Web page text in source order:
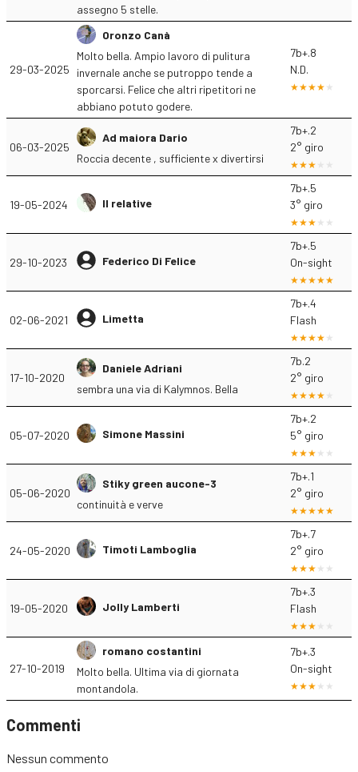
assegno 5 stelle.
29-03-2025
Oronzo Canà
Molto bella. Ampio lavoro di pulitura
invernale anche se putroppo tende a
sporcarsi. Felice che altri ripetitori ne
abbiano potuto godere.
7b+.8
N.D.
06-03-2025
Ad maiora Dario
Roccia decente , sufficiente x divertirsi
7b+.2
2° giro
19-05-2024 Il relative
7b+.5
3° giro
29-10-2023 Federico Di Felice
7b+.5
On-sight
02-06-2021 Limetta
7b+.4
Flash
17-10-2020
Daniele Adriani
sembra una via di Kalymnos. Bella
7b.2
2° giro
05-07-2020 Simone Massini
7b+.2
5° giro
05-06-2020
Stiky green aucone-3
continuità e verve
7b+.1
2° giro
24-05-2020 Timoti Lamboglia
7b+.7
2° giro
19-05-2020 Jolly Lamberti
7b+.3
Flash
27-10-2019
romano costantini
Molto bella. Ultima via di giornata
montandola.
7b+.3
On-sight
Commenti
Nessun commento